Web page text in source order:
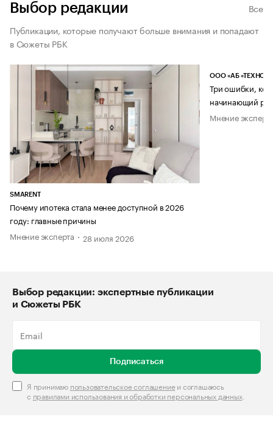
Выбор редакции
Все
Публикации, которые получают больше внимания и попадают
в Сюжеты РБК
SMARENT
Почему ипотека стала менее доступной в 2026
году: главные причины
Мнение эксперта
28 июля 2026
ООО «АБ
Три ошибки,
начинающий
Мнение
Выбор редакции: экспертные публикации
и Сюжеты РБК
Подписаться
Я принимаю пользовательское соглашениеи соглашаюсь
с правилами использования и обработки персональных данных.